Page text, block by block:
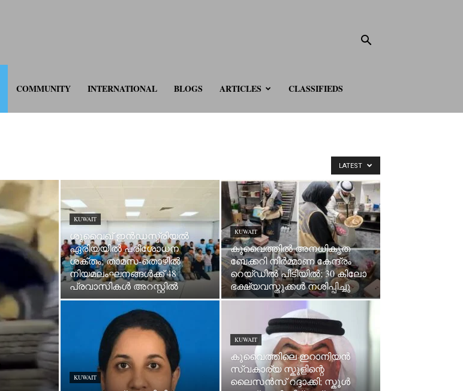
COMMUNITY INTERNATIONAL BLOGS ARTICLES CLASSIFIEDS
LATEST
KUWAIT
ശുവൈഖ് ഇൻഡസ്ട്രിയൽ
ഏരിയയിൽ പരിശോധന
ശക്തം; താമസ-തൊഴിൽ
നിയമലംഘനങ്ങൾക്ക് 48
പ്രവാസികൾ അറസ്റ്റിൽ
KUWAIT
കുവൈത്തിൽ അനധികൃത
ബേക്കറി നിർമ്മാണ കേന്ദ്രം
റെയ്ഡിൽ പിടിയിൽ; 30 കിലോ
ഭക്ഷ്യവസ്തുക്കൾ നശിപ്പിച്ചു
KUWAIT
KUWAIT
കുവൈത്തിലെ ഇറാനിയൻ
സ്വകാര്യ സ്കൂളിന്റെ
ലൈസൻസ് റദ്ദാക്കി; സ്കൂൾ